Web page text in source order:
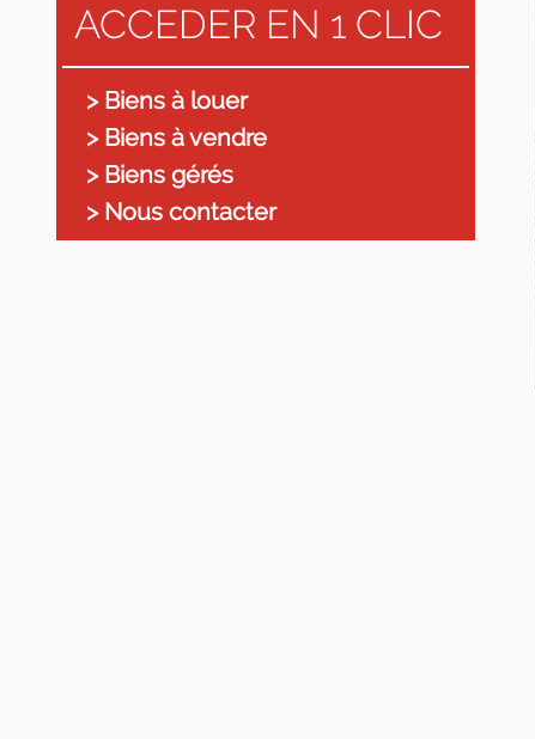
ACCEDER EN 1 CLIC
> Biens à louer
> Biens à vendre
> Biens gérés
> Nous contacter